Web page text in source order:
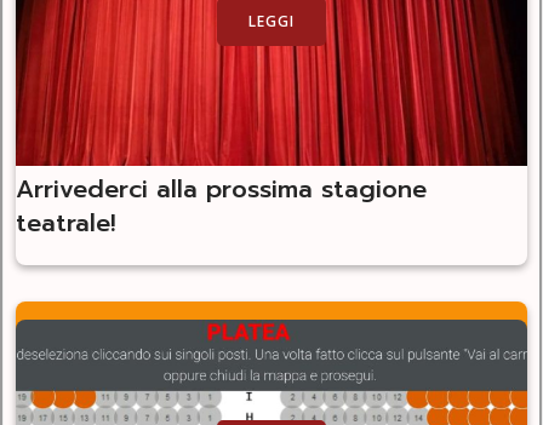
LEGGI
Arrivederci alla prossima stagione
teatrale!